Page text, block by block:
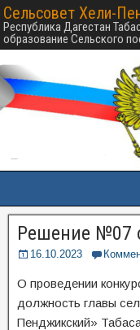
Сельсовет Хели-
Республика Дагестан
образование Сельского
Решение №07
16.10.2023
О проведении
должность главы
Пенджикский»